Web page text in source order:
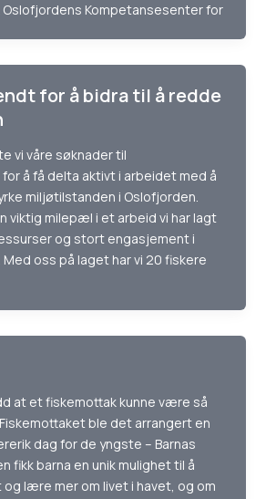
Oslofjordens Kompetansesenter for
for å bidra til å redde
vi våre søknader til
å få delta aktivt i arbeidet med å
miljøtilstanden i Oslofjorden.
viktig milepæl i et arbeid vi har lagt
og stort engasjement i
oss på laget har vi 20 fiskere
at et fiskemottak kunne være så
ble det arrangert en
dag for de yngste – Barnas
fikk barna en unik mulighet til å
lære mer om livet i havet, og om